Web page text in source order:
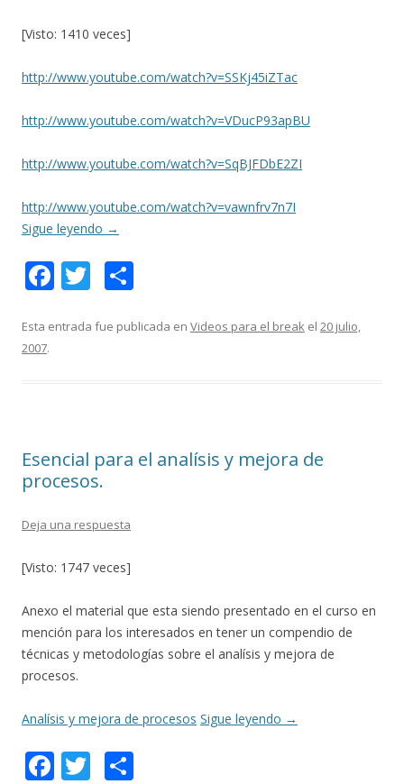
[Visto: 1410 veces]
http://www.youtube.com/watch?v=SSKj45iZTac
http://www.youtube.com/watch?v=VDucP93apBU
http://www.youtube.com/watch?v=SqBJFDbE2ZI
http://www.youtube.com/watch?v=vawnfrv7n7I
Sigue leyendo →
F
e
k
T
itt m
r
Esta entrada fue publicada en Videos para el break el 20 julio,
2007.
Esencial para el analísis y mejora de
procesos.
Deja una respuesta
[Visto: 1747 veces]
Anexo el material que esta siendo presentado en el curso en
mención para los interesados en tener un compendio de
técnicas y metodologías sobre el analísis y mejora de
procesos.
Analísis y mejora de procesos Sigue leyendo →
F T